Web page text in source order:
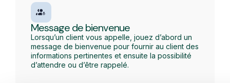
Message de bienvenue
Lorsqu’un client vous appelle, jouez d’abord un
message de bienvenue pour fournir au client des
informations pertinentes et ensuite la possibilité
d’attendre ou d’être rappelé.